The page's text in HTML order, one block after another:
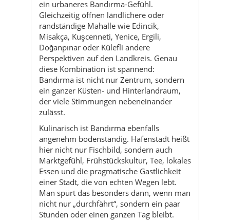
Perspektiven auf den Landkreis. Genau
diese Kombination ist spannend:
Bandırma ist nicht nur Zentrum, sondern
ein ganzer Küsten- und Hinterlandraum,
der viele Stimmungen nebeneinander
zulässt.
Kulinarisch ist Bandırma ebenfalls
angenehm bodenständig. Hafenstadt heißt
hier nicht nur Fischbild, sondern auch
Marktgefühl, Frühstückskultur, Tee, lokales
Essen und die pragmatische Gastlichkeit
einer Stadt, die von echten Wegen lebt.
Man spürt das besonders dann, wenn man
nicht nur „durchfährt“, sondern ein paar
Stunden oder einen ganzen Tag bleibt.
Dann merkt man, wie gut Bandırma für
kleine Routentage funktioniert: morgens
Wasserblick, später Museum oder
Zentrum, danach Küstenrunde und am
Ende vielleicht noch ein Naturabstecher.